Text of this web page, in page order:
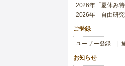
2026年「夏休み
2026年「自由研
ご登録
ユーザー登録
お知らせ